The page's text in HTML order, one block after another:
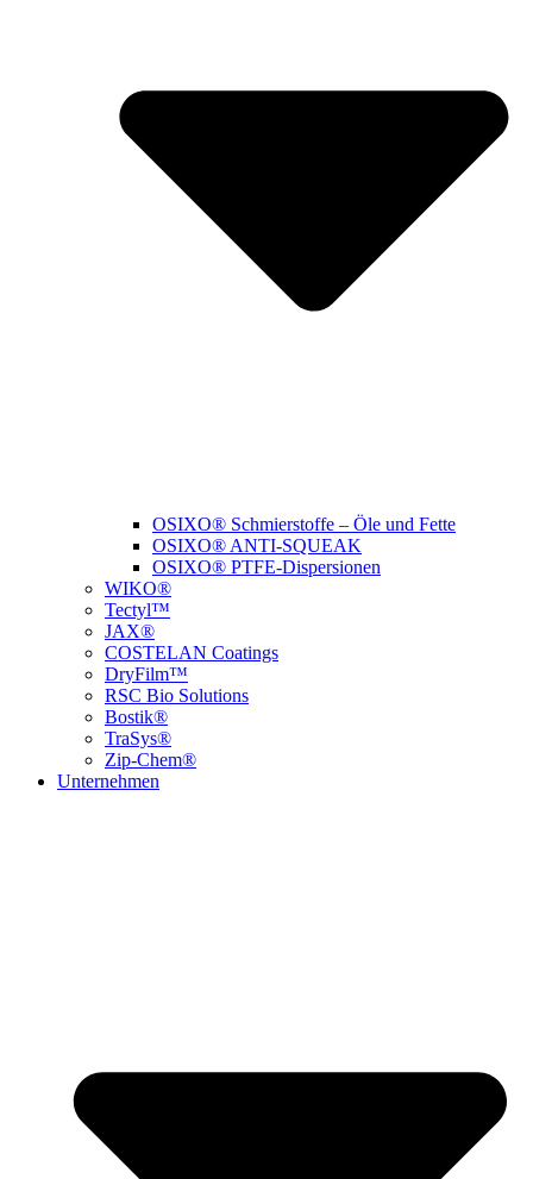
OSIXO® Schmierstoffe – Öle und Fette
OSIXO® ANTI-SQUEAK
OSIXO® PTFE-Dispersionen
WIKO®
Tectyl™
JAX®
COSTELAN Coatings
DryFilm™
RSC Bio Solutions
Bostik®
TraSys®
Zip-Chem®
Unternehmen